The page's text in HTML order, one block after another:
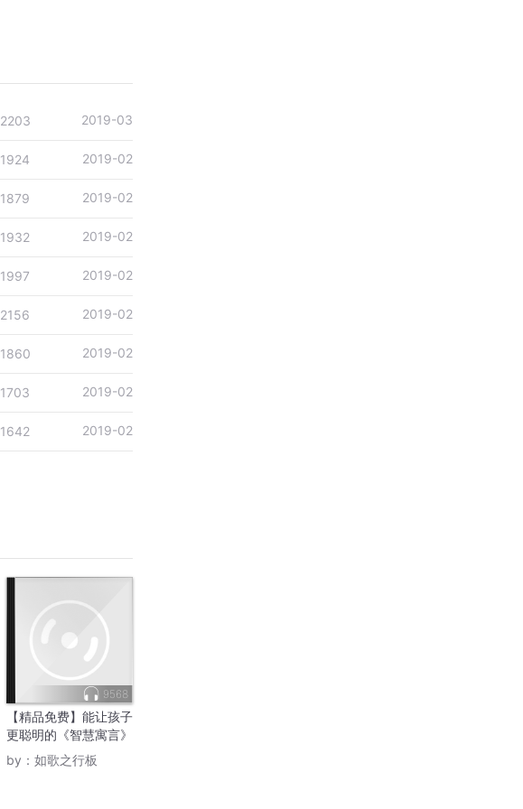
2203 2019-03
1924 2019-02
1879 2019-02
1932 2019-02
1997 2019-02
2156 2019-02
1860 2019-02
1703 2019-02
1642 2019-02
9568
【精品免费】能让孩子
更聪明的《智慧寓言》
（出版书籍名称《东施
美容》）|多播
by： 如歌之行板